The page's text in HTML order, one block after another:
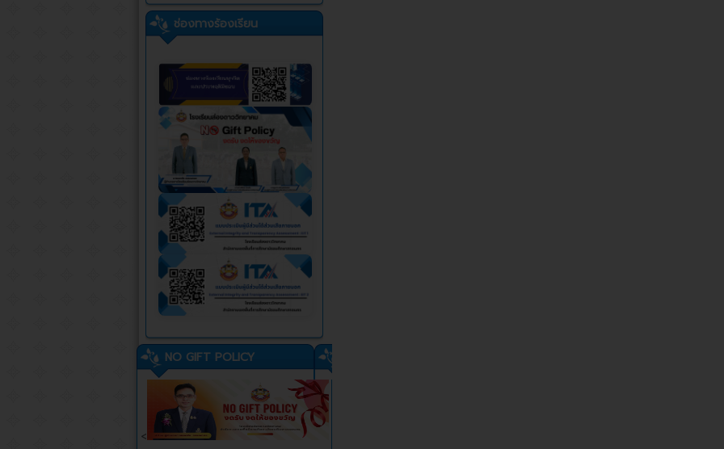
ช่องทางร้องเรียน
NO GIFT POLICY
<